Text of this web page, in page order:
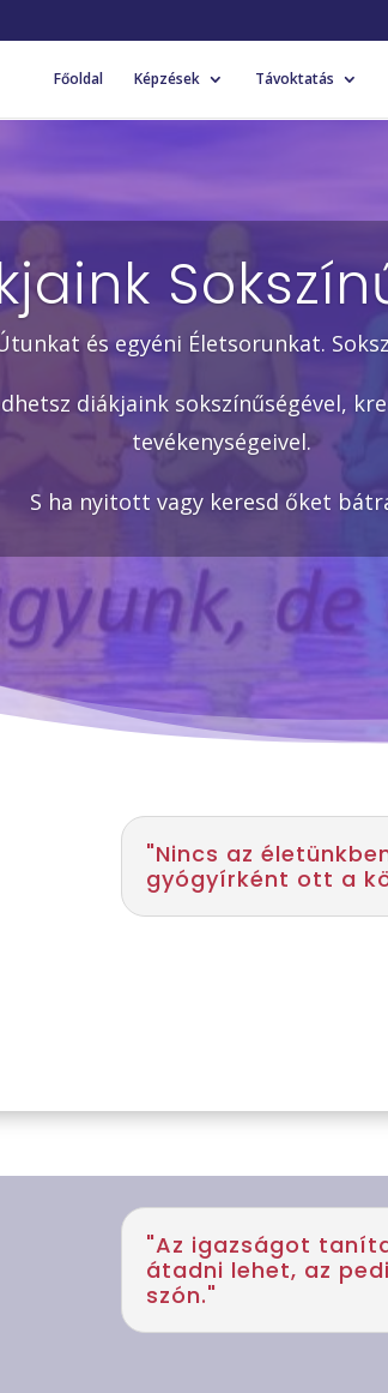
Főoldal Képzések Távoktatás
és egyéni Életsorunkat.
diákjaink sokszínűségével,
tevékenységeivel.
S ha nyitott vagy keresd őket
"Nincs az
gyógyírként ott a
"Az igazságot
átadni lehet, az
szón."